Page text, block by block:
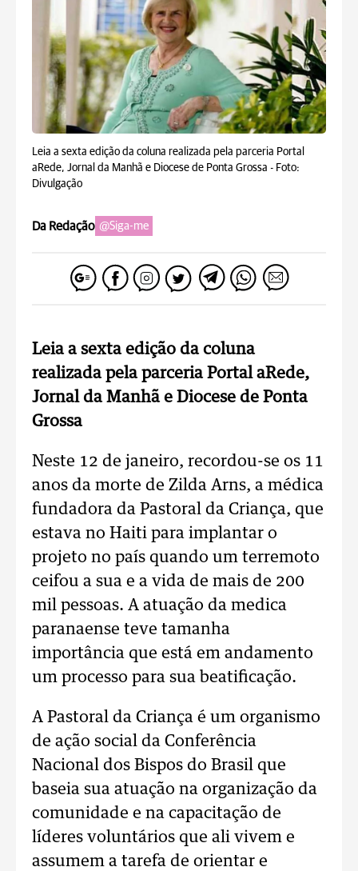
Leia a sexta edição da coluna realizada pela parceria Portal
aRede, Jornal da Manhã e Diocese de Ponta Grossa - Foto:
Divulgação
Da Redação @Siga-me
Leia a sexta edição da coluna
realizada pela parceria Portal aRede,
Jornal da Manhã e Diocese de Ponta
Grossa
Neste 12 de janeiro, recordou-se os 11
anos da morte de Zilda Arns, a médica
fundadora da Pastoral da Criança, que
estava no Haiti para implantar o
projeto no país quando um terremoto
ceifou a sua e a vida de mais de 200
mil pessoas. A atuação da medica
paranaense teve tamanha
importância que está em andamento
um processo para sua beatificação.
A Pastoral da Criança é um organismo
de ação social da Conferência
Nacional dos Bispos do Brasil que
baseia sua atuação na organização da
comunidade e na capacitação de
líderes voluntários que ali vivem e
assumem a tarefa de orientar e